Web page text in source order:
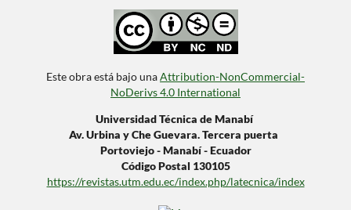
Este obra está bajo unaAttribution-NonCommercial-
NoDerivs 4.0 International
Universidad Técnica de Manabí
Av. Urbina y Che Guevara. Tercera puerta
Portoviejo - Manabí - Ecuador
Código Postal 130105
https://revistas.utm.edu.ec/index.php/latecnica/index